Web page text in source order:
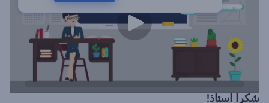
شكرا استاذ!